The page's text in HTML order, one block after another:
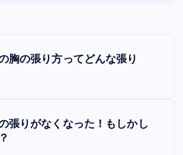
胸の張り方ってどんな張り
張りがなくなった！もしかし